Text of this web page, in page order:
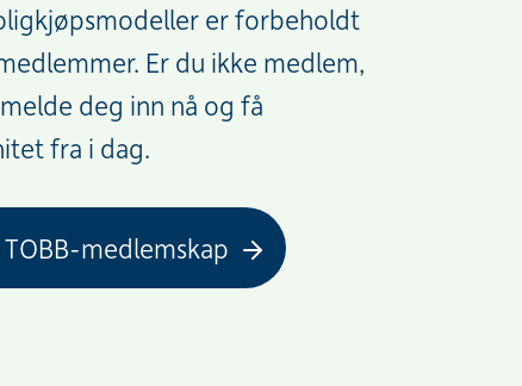
er forbeholdt
Er du ikke medlem,
deg inn nå og få
fra i dag.
medlemskap